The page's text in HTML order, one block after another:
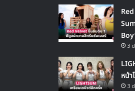
3
หน้า
3